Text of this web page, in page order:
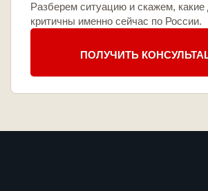
Разберем ситуацию и скажем, какие
критичны именно сейчас по России.
ПОЛУЧИТЬ